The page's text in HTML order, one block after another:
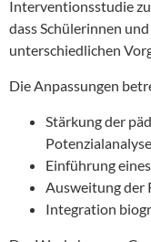
Interventionsstudie
dass Schülerinnen
unterschiedlichen
Die Anpassungen
Stärkung der
Potenzialanalyse
Einführung
Ausweitung der
Integration